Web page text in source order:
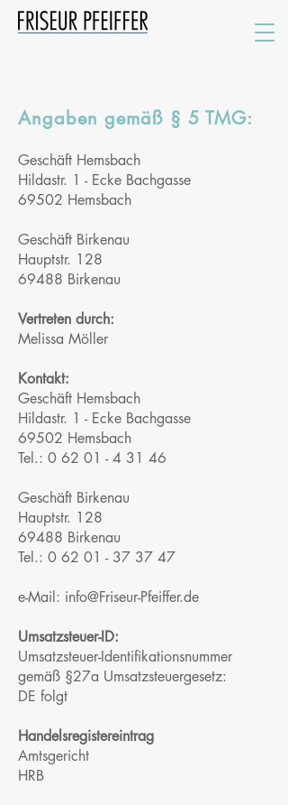
Angaben gemäß § 5 TMG:
Geschäft Hemsbach
Hildastr. 1 - Ecke Bachgasse
69502 Hemsbach
Geschäft Birkenau
Hauptstr. 128
69488 Birkenau
Vertreten durch:
Melissa Möller
Kontakt:
Geschäft Hemsbach
Hildastr. 1 - Ecke Bachgasse
69502 Hemsbach
Tel.: 0 62 01 - 4 31 46
Geschäft Birkenau
Hauptstr. 128
69488 Birkenau
Tel.: 0 62 01 - 37 37 47
e-Mail: info@Friseur-Pfeiffer.de
Umsatzsteuer-ID:
Umsatzsteuer-Identifikationsnummer
gemäß §27a Umsatzsteuergesetz:
DE folgt
Handelsregistereintrag
Amtsgericht
HRB